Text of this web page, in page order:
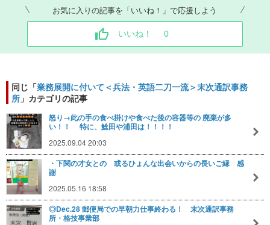
お気に入りの記事を「いいね！」で応援しよう
いいね！ 0
同じ「業務展開に付いて＜兵法・英語二刀一流＞末次通訳事務
所 」カテゴリの記事
怒り→此の手の食べ掛けや食べた後の容器等の 廃棄が多
い！！ 特に、鯰田や浦田は！！！！
2025.09.04 20:03
・下関の才女との 或るひょんな出会いからの長いご縁 感
謝
2025.05.16 18:58
◎Dec.28 郵便局での早朝力仕事終わる！ 末次通訳事務
所・格技事業部